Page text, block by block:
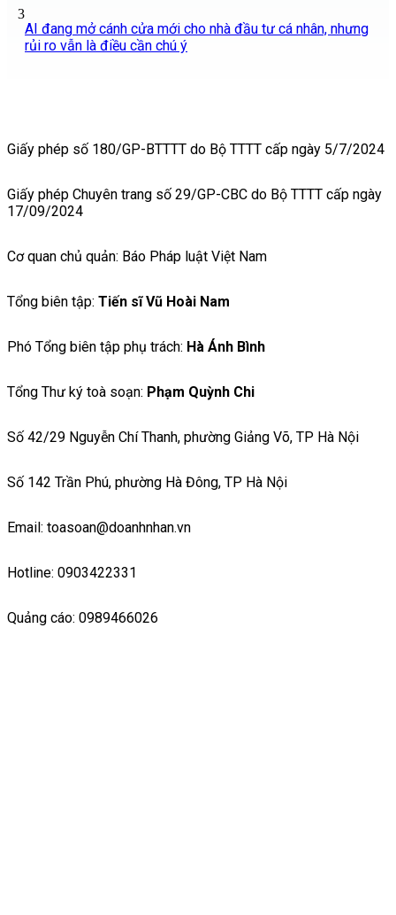
3
AI đang mở cánh cửa mới cho nhà đầu tư cá nhân, nhưng
rủi ro vẫn là điều cần chú ý
Giấy phép số 180/GP-BTTTT do Bộ TTTT cấp ngày 5/7/2024
Giấy phép Chuyên trang số 29/GP-CBC do Bộ TTTT cấp ngày
17/09/2024
Cơ quan chủ quản: Báo Pháp luật Việt Nam
Tổng biên tập: Tiến sĩ Vũ Hoài Nam
Phó Tổng biên tập phụ trách: Hà Ánh Bình
Tổng Thư ký toà soạn: Phạm Quỳnh Chi
Số 42/29 Nguyễn Chí Thanh, phường Giảng Võ, TP Hà Nội
Số 142 Trần Phú, phường Hà Đông, TP Hà Nội
Email: toasoan@doanhnhan.vn
Hotline: 0903422331
Quảng cáo: 0989466026